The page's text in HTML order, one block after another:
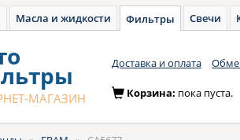
Масла и жидкости Фильтры Свечи
МАГАЗИН
Доставка и оплата
Корзина: пока пуста.